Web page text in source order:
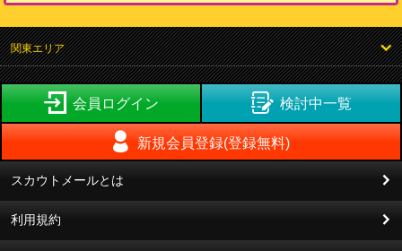
関東エリア
会員ログイン 検討中一覧
新規会員登録(登録無料)
スカウトメールとは
利用規約